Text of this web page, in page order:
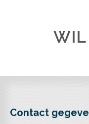
WIL
Contact